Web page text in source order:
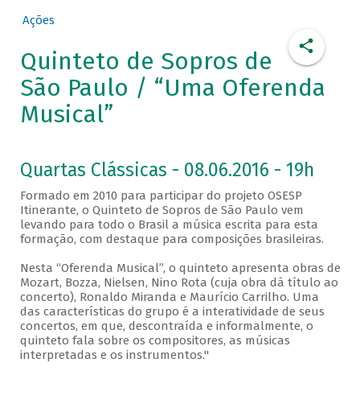
Ações
Quinteto de Sopros de
São Paulo / “Uma Oferenda
Musical”
Quartas Clássicas - 08.06.2016 - 19h
Formado em 2010 para participar do projeto OSESP
Itinerante, o Quinteto de Sopros de São Paulo vem
levando para todo o Brasil a música escrita para esta
formação, com destaque para composições brasileiras.
Nesta “Oferenda Musical”, o quinteto apresenta obras de
Mozart, Bozza, Nielsen, Nino Rota (cuja obra dá título ao
concerto), Ronaldo Miranda e Maurício Carrilho. Uma
das características do grupo é a interatividade de seus
concertos, em que, descontraída e informalmente, o
quinteto fala sobre os compositores, as músicas
interpretadas e os instrumentos."